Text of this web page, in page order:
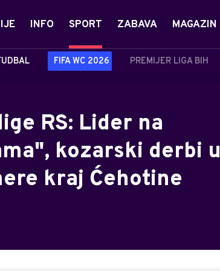
INFO SPORT
FIFA WC 2026 PREMIJER LIGA BIH
ZABAVA MAGAZIN
RS: Lider na
kozarski derbi u
kraj Ćehotine